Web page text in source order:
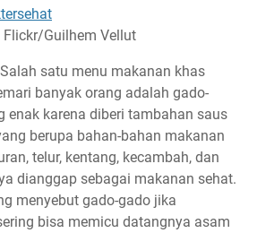
Flickr/Guilhem Vellut
satu menu makanan khas
banyak orang adalah gado-
enak karena diberi tambahan saus
berupa bahan-bahan makanan
telur, kentang, kecambah, dan
dianggap sebagai makanan sehat.
menyebut gado-gado jika
bisa memicu datangnya asam